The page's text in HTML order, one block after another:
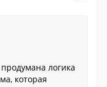
логика
которая